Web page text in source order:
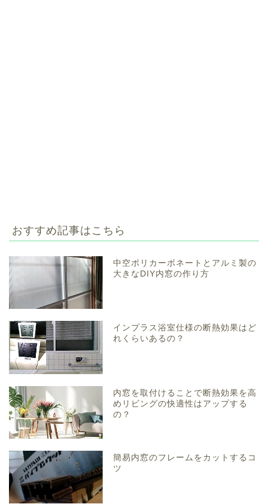
おすすめ記事はこちら
中空ポリカーボネートとアルミ製の
大きなDIY内窓の作り方
インプラス浴室仕様の断熱効果はど
れくらいあるの？
内窓を取付けることで断熱効果を高
めリビングの快適性はアップする
の？
簡易内窓のフレームをカットするコ
ツ